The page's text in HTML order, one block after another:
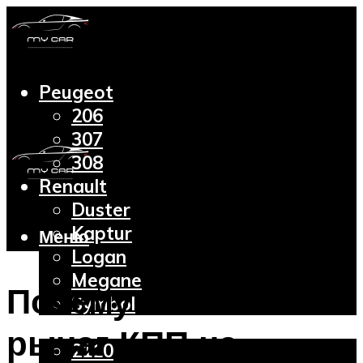
Peugeot
206
307
308
Renault
Duster
Kaptur
Logan
Megane
Symbol
2110
Меню
Почему болтается
рычаг КПП на